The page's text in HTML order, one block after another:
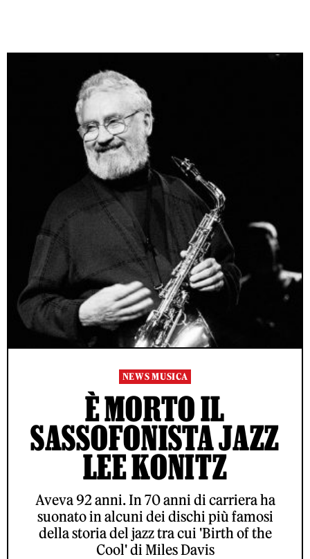
NEWS MUSICA
È MORTO IL
SASSOFONISTA JAZZ
LEE KONITZ
Aveva 92 anni. In 70 anni di carriera ha
suonato in alcuni dei dischi più famosi
della storia del jazz tra cui 'Birth of the
Cool' di Miles Davis